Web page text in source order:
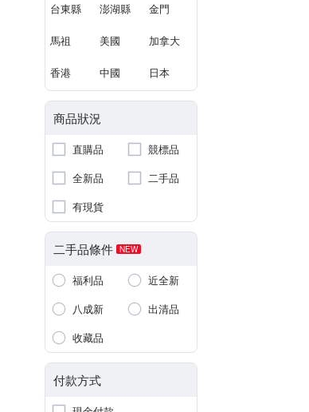
台東縣 澎湖縣 金門
馬祖 美國 加拿大
香港 中國 日本
商品狀況
直購品
競標品
全新品
二手品
有現貨
二手品條件 NEW
福利品
近全新
八成新
出清品
收藏品
付款方式